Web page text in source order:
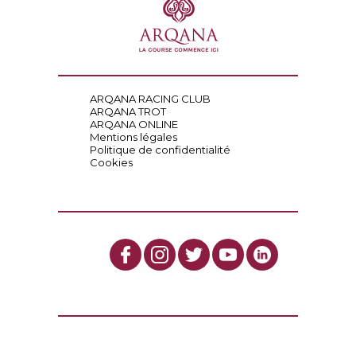
ARQANA RACING CLUB
ARQANA TROT
ARQANA ONLINE
Mentions légales
Politique de confidentialité
Cookies